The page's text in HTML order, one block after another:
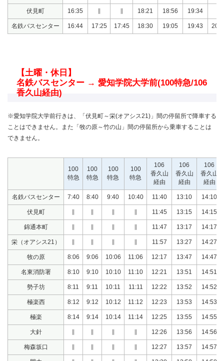
伏見町 16:35 ∥ ∥ 18:21 18:56 19:34
名鉄バスセンター 16:44 17:25 17:45 18:30 19:05 19:43
【土曜・休日】
名鉄バスセンター → 愛知学院大学前(100特急/106
香久山経由)
※愛知学院大学前行きは、「伏見町～栄(オアシス21)」間の停留所で降車する
ことはできません。また「牧の原～竹の山」間の停留所から乗車することは
できません。
100
特急
100
特急
100
特急
100
特急
106
香久山
経由
106
香久山
経由
106
香久山
経由
名鉄バスセンター 7:40 8:40 9:40 10:40 11:40 13:10 14:10
伏見町 11:45 13:15 14:15
錦通本町 11:47 13:17 14:17
栄（オアシス21） 11:57 13:27 14:27
牧の原 8:06 9:06 10:06 11:06 12:17 13:47 14:47
名東消防署 8:10 9:10 10:10 11:10 12:21 13:51 14:51
勢子坊 8:11 9:11 10:11 11:11 12:22 13:52 14:52
極楽西 8:12 9:12 10:12 11:12 12:23 13:53 14:53
極楽 8:14 9:14 10:14 11:14 12:25 13:55 14:55
大針 12:26 13:56 14:56
梅森坂口 12:27 13:57 14:57